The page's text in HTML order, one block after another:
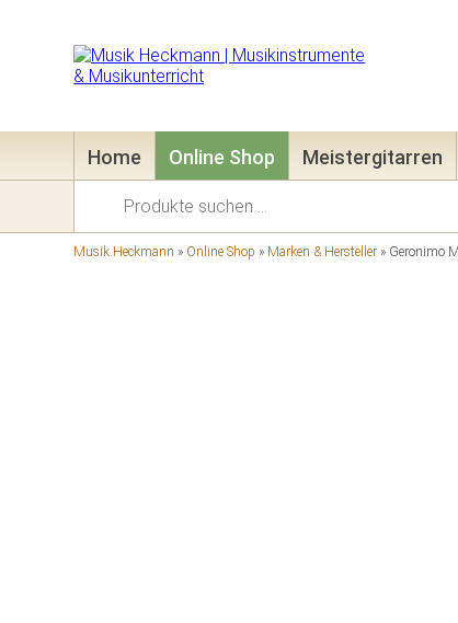
Home Online Shop Meistergitarren
Musik Heckmann » Online Shop » Marken & Hersteller » Geronimo